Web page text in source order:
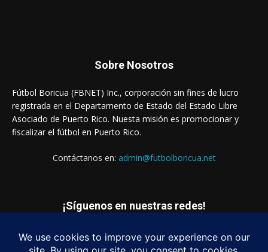
Sobre Nosotros
Fútbol Boricua (FBNET) Inc., corporación sin fines de lucro
registrada en el Departamento de Estado del Estado Libre
Asociado de Puerto Rico. Nuesta misión es promocionar y
fiscalizar el fútbol en Puerto Rico.
Contáctanos en: admin@futbolboricua.net
¡Síguenos en nuestras redes!